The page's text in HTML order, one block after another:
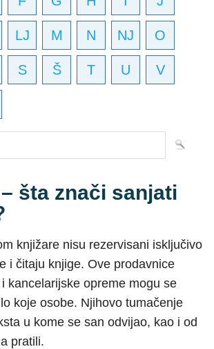
LJ M N NJ O
S Š T U V
šta znači sanjati
knjižare nisu rezervisani isključivo
i čitaju knjige. Ove prodavnice
kancelarijske opreme mogu se
koje osobe. Njihovo tumačenje
u kome se san odvijao, kao i od
pratili.